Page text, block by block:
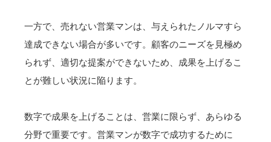
一方で、売れない営業マンは、与えられたノルマすら
達成できない場合が多いです。顧客のニーズを見極め
られず、適切な提案ができないため、成果を上げるこ
とが難しい状況に陥ります。
数字で成果を上げることは、営業に限らず、あらゆる
分野で重要です。営業マンが数字で成功するために